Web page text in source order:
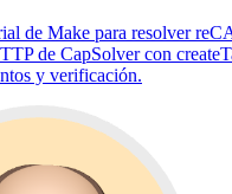
de Make para resolver
de CapSolver con
y verificación.